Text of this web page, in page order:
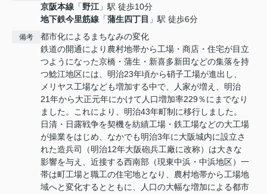
京阪本線 「野江」駅 徒歩10分
地下鉄今里筋線 「蒲生四丁目 」駅 徒歩6分
備考
都市化によるまちなみの変化
鉄道の開通により農村地帯から工場・商店・住宅が目立
つようになった京橋・蒲生・新喜多新田などの集落を持
つ鯰江地区には、明治23年頃から硝子工場が進出し、
メリヤス工場なども増加する中で、人家が増え、明治
21年から大正元年にかけて人口増加率229％にまでなり
ました。これにより、明治43年町制に移行しました。
日清・日露戦争を契機を紡績工場・鉄工場などの大工場
が操業をはじめ、なかでも明治3年に大阪城内に設立さ
れた造兵司（明治12年大阪砲兵工廠に改称）は大きな
影響を与え、近接する西南部（現東中浜・中浜地区）一
帯は町工場と職工の住宅地となり、農村地帯から工場地
域へと変化するとともに、人口の大幅な増加による都市